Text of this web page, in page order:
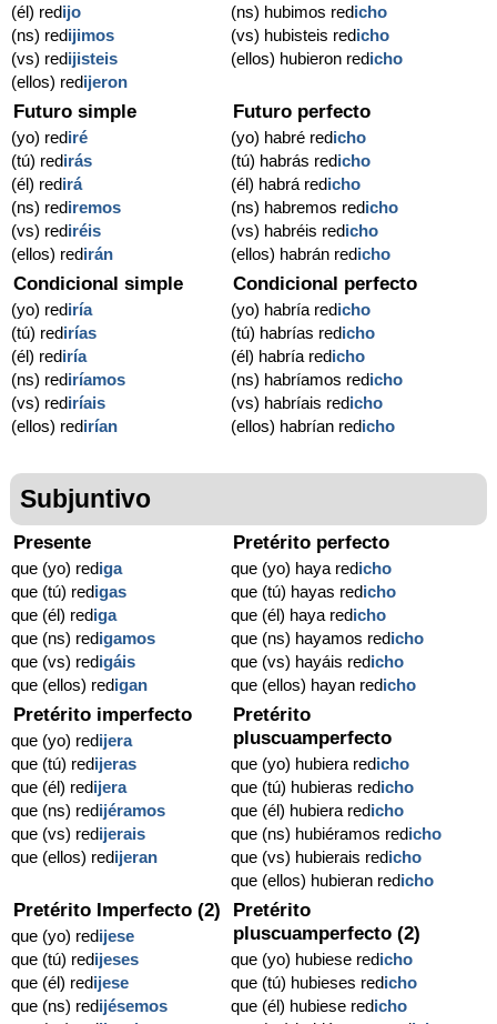
(él) redijo
(ns) redijimos
(vs) redijisteis
(ellos) redijeron
(ns) hubimos redicho
(vs) hubisteis redicho
(ellos) hubieron redicho
Futuro simple
(yo) rediré
(tú) redirás
(él) redirá
(ns) rediremos
(vs) rediréis
(ellos) redirán
Futuro perfecto
(yo) habré redicho
(tú) habrás redicho
(él) habrá redicho
(ns) habremos redicho
(vs) habréis redicho
(ellos) habrán redicho
Condicional simple
(yo) rediría
(tú) redirías
(él) rediría
(ns) rediríamos
(vs) rediríais
(ellos) redirían
Condicional perfecto
(yo) habría redicho
(tú) habrías redicho
(él) habría redicho
(ns) habríamos redicho
(vs) habríais redicho
(ellos) habrían redicho
Subjuntivo
Presente
que (yo) rediga
que (tú) redigas
que (él) rediga
que (ns) redigamos
que (vs) redigáis
que (ellos) redigan
Pretérito perfecto
que (yo) haya redicho
que (tú) hayas redicho
que (él) haya redicho
que (ns) hayamos redicho
que (vs) hayáis redicho
que (ellos) hayan redicho
Pretérito imperfecto
que (yo) redijera
que (tú) redijeras
que (él) redijera
que (ns) redijéramos
que (vs) redijerais
que (ellos) redijeran
Pretérito
pluscuamperfecto
que (yo) hubiera redicho
que (tú) hubieras redicho
que (él) hubiera redicho
que (ns) hubiéramos redicho
que (vs) hubierais redicho
que (ellos) hubieran redicho
Pretérito Imperfecto (2)
que (yo) redijese
que (tú) redijeses
que (él) redijese
que (ns) redijésemos
Pretérito
pluscuamperfecto (2)
que (yo) hubiese redicho
que (tú) hubieses redicho
que (él) hubiese redicho